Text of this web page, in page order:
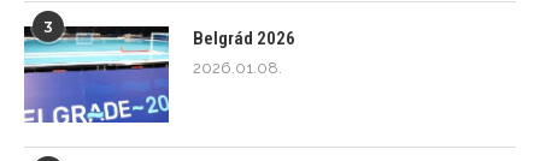
3
Belgrád 2026
2026.01.08.